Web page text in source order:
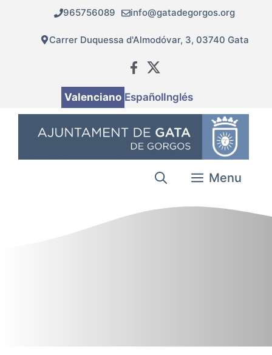
contingut
965756089 info@gatadegorgos.org
Carrer Duquessa d'Almodóvar, 3, 03740 Gata
Valenciano EspañolInglés
Menu